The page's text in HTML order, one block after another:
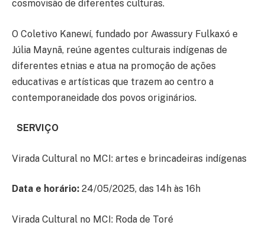
cosmovisão de diferentes culturas.
O Coletivo Kanewí, fundado por Awassury Fulkaxó e
Júlia Maynã, reúne agentes culturais indígenas de
diferentes etnias e atua na promoção de ações
educativas e artísticas que trazem ao centro a
contemporaneidade dos povos originários.
SERVIÇO
Virada Cultural no MCI: artes e brincadeiras indígenas
Data e horário: 24/05/2025, das 14h às 16h
Virada Cultural no MCI: Roda de Toré